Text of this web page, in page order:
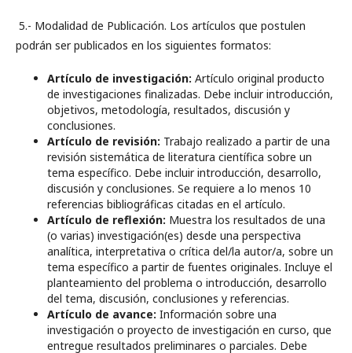
5.- Modalidad de Publicación. Los artículos que postulen
podrán ser publicados en los siguientes formatos:
Artículo de investigación: Artículo original producto
de investigaciones finalizadas. Debe incluir introducción,
objetivos, metodología, resultados, discusión y
conclusiones.
Artículo de revisión: Trabajo realizado a partir de una
revisión sistemática de literatura científica sobre un
tema específico. Debe incluir introducción, desarrollo,
discusión y conclusiones. Se requiere a lo menos 10
referencias bibliográficas citadas en el artículo.
Artículo de reflexión: Muestra los resultados de una
(o varias) investigación(es) desde una perspectiva
analítica, interpretativa o crítica del/la autor/a, sobre un
tema específico a partir de fuentes originales. Incluye el
planteamiento del problema o introducción, desarrollo
del tema, discusión, conclusiones y referencias.
Artículo de avance: Información sobre una
investigación o proyecto de investigación en curso, que
entregue resultados preliminares o parciales. Debe